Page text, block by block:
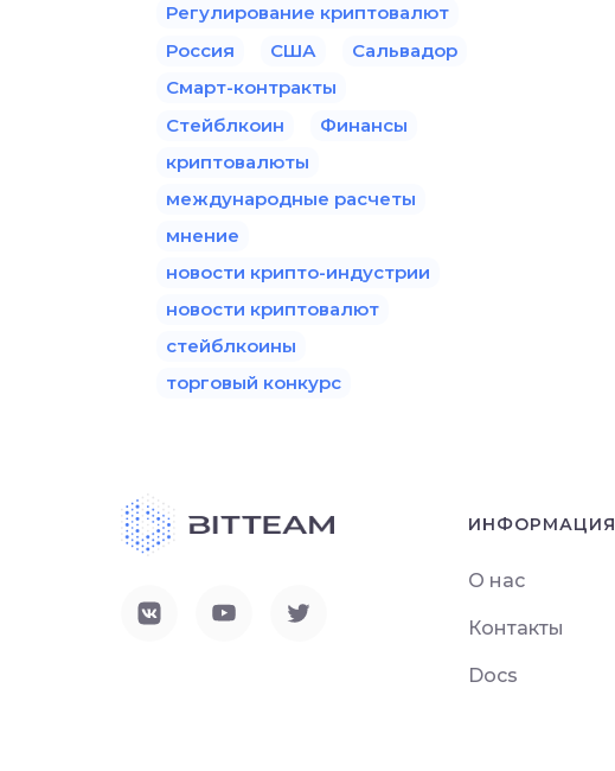
Регулирование криптовалют
Россия
США
Сальвадор
Смарт-контракты
Стейблкоин
Финансы
криптовалюты
международные расчеты
мнение
новости крипто-индустрии
новости криптовалют
стейблкоины
торговый конкурс
ИНФОРМАЦИЯ
О нас
Контакты
Docs